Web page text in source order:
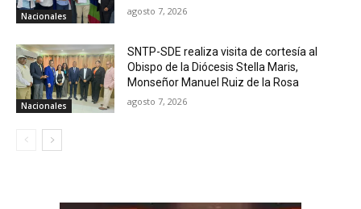
Nacionales agosto 7, 2026
Nacionales
SNTP-SDE realiza visita de cortesía al
Obispo de la Diócesis Stella Maris,
Monseñor Manuel Ruiz de la Rosa
agosto 7, 2026